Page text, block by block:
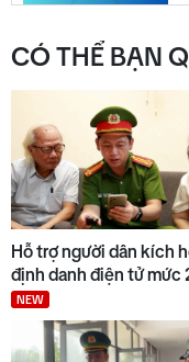
CÓ THỂ BẠN
Hỗ trợ người dân kích
định danh điện tử mức
NEW